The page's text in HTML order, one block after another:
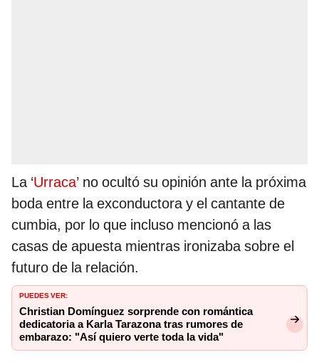
La ‘Urraca’ no ocultó su opinión ante la próxima
boda entre la exconductora y el cantante de
cumbia, por lo que incluso mencionó a las
casas de apuesta mientras ironizaba sobre el
futuro de la relación.
PUEDES VER:
Christian Domínguez sorprende con romántica
dedicatoria a Karla Tarazona tras rumores de
embarazo: "Así quiero verte toda la vida"